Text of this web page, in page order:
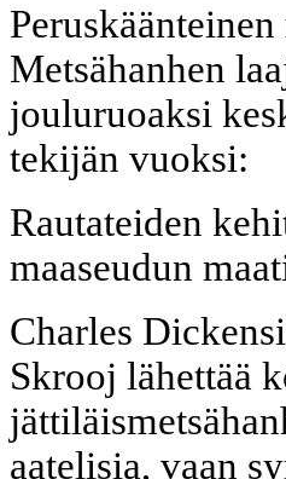
Metsähanhen
jouluruoaksi
tekijän vuoksi:
Rautateiden
maaseudun
Charles
Skrooj lähettää
aatelisia, vaan